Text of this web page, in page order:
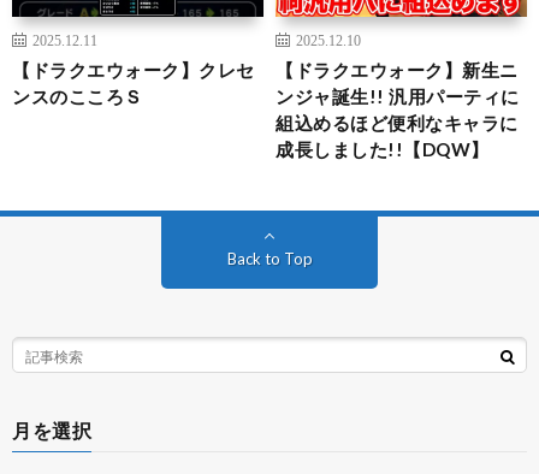
2025.12.11
【ドラクエウォーク】クレセ
ンスのこころＳ
2025.12.10
【ドラクエウォーク】新生ニ
ンジャ誕生!! 汎用パーティに
組込めるほど便利なキャラに
成長しました!!【DQW】
Back to Top
月を選択